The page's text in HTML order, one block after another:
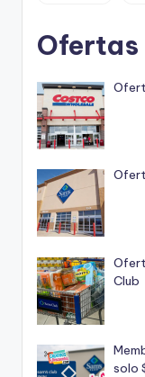
Ofertas
Club
solo